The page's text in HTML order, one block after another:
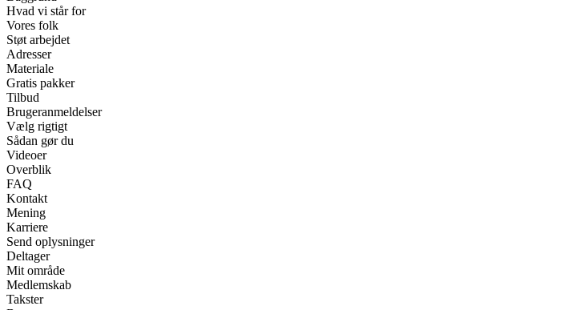
Hvad vi står for
Vores folk
Støt arbejdet
Adresser
Materiale
Gratis pakker
Tilbud
Brugeranmeldelser
Vælg rigtigt
Sådan gør du
Videoer
Overblik
FAQ
Kontakt
Mening
Karriere
Send oplysninger
Deltager
Mit område
Medlemskab
Takster